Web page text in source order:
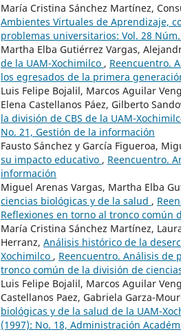
María Cristina Sánchez Martínez,
Ambientes Virtuales de Aprendizaje,
problemas universitarios: Vol. 28
Martha Elba Gutiérrez Vargas,
de la UAM-Xochimilco , Reencuentro.
los egresados de la primera
Luis Felipe Bojalil, Marcos Aguilar
Elena Castellanos Páez, Gilberto
la división de CBS de la UAM-
No. 21, Gestión de la información
Fausto Sánchez y García Figueroa,
su impacto educativo , Reencuentro.
información
Miguel Arenas Vargas, Martha Elba
ciencias biológicas y de la salud ,
Reflexiones en torno al tronco común
María Cristina Sánchez Martínez,
Herranz, Análisis histórico de la
Xochimilco , Reencuentro. Análisis de
tronco común de la división de
Luis Felipe Bojalil, Marcos Aguilar
Castellanos Paez, Gabriela Garza-
biológicas y de la salud de la UAM-
(1997): No. 18, Administración